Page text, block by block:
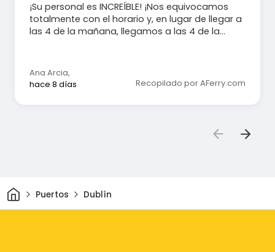
¡Su personal es INCREÍBLE! ¡Nos equivocamos
totalmente con el horario y, en lugar de llegar a
las 4 de la mañana, llegamos a las 4 de la
ayuda!
Ana Arcia,
hace 8 días
Recopilado por AFerry.com
InicioPuertos Dublín